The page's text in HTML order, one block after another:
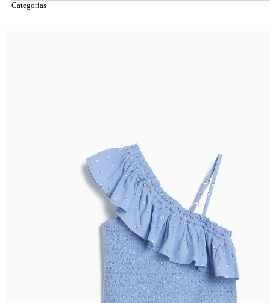
Categorias